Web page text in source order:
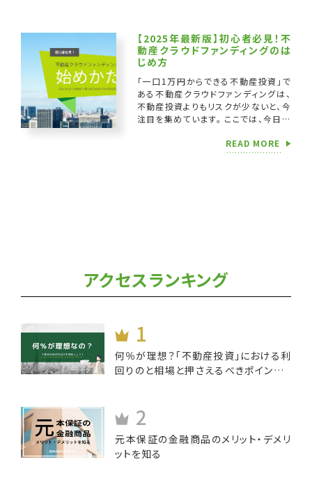
【2025年最新版】初心者必見！不
動産クラウドファンディングのは
じめ方
「一口1万円からできる不動産投資」で
ある不動産クラウドファンディングは、
不動産投資よりもリスクが少ないと、今
注目を集めています。 ここでは、今日は
ファンディング初心者の方にもわかるよ
READ MORE
アクセスランキング
何％が理想？「不動産投資」における利
回りのと相場と押さえるべきポイントと
元本保証の金融商品のメリット・デメリ
ットを知る